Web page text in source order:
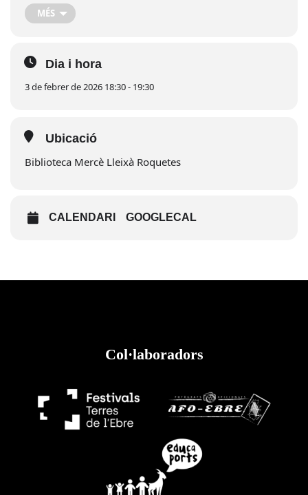
instituts.
3 de febrer - Albert Reverté :
MÉS
Dia i hora
3 de febrer de 2026 18:30 - 19:30
Ubicació
Biblioteca Mercè Lleixà Roquetes
CALENDARI GOOGLECAL
Col·laboradors